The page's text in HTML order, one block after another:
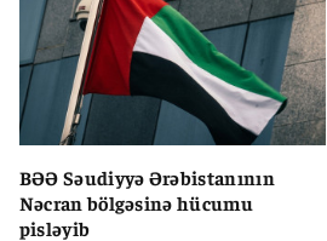
BƏƏ Səudiyyə Ərəbistanının
Nəcran bölgəsinə hücumu
pisləyib